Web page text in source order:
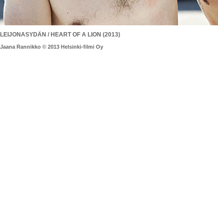
LEIJONASYDÄN / HEART OF A LION (2013)
Jaana Rannikko © 2013 Helsinki-filmi Oy